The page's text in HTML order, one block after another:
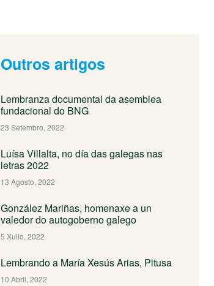
Outros artigos
Lembranza documental da asemblea
fundacional do BNG
23 Setembro, 2022
Luísa Villalta, no día das galegas nas
letras 2022
13 Agosto, 2022
González Mariñas, homenaxe a un
valedor do autogoberno galego
5 Xullo, 2022
Lembrando a María Xesús Arias, Pitusa
10 Abril, 2022